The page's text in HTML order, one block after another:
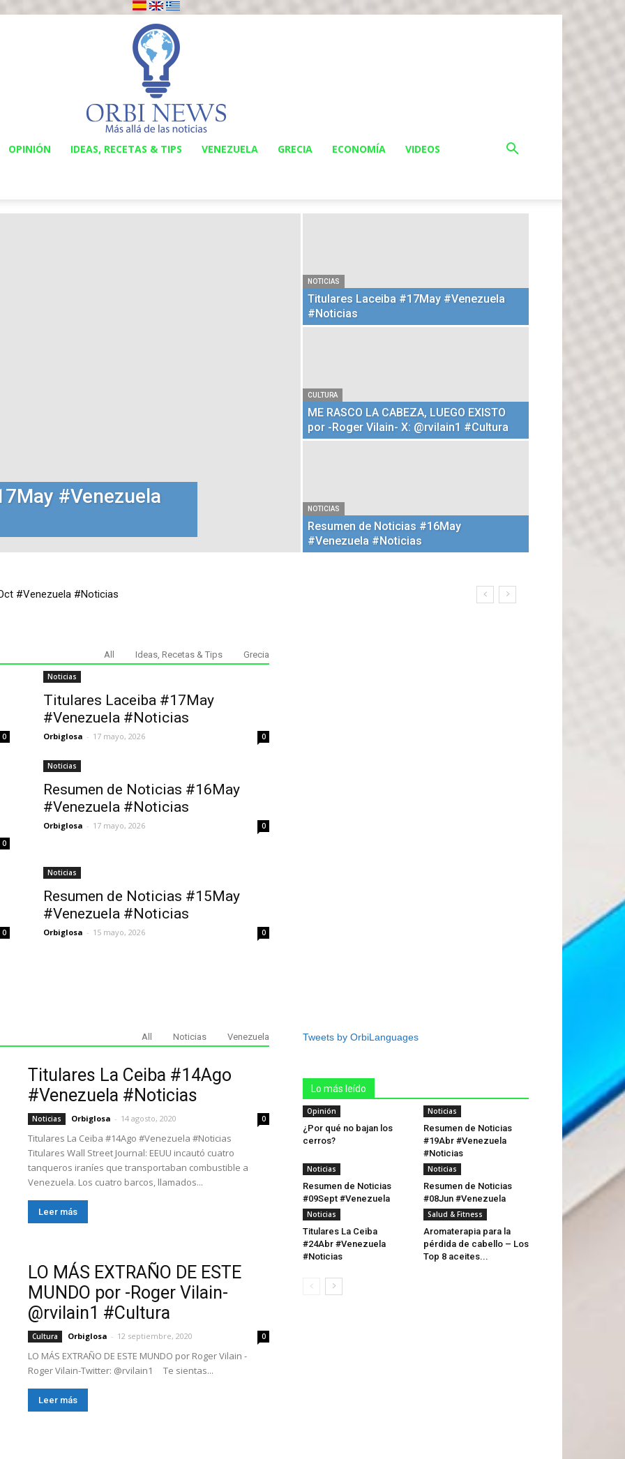
OPINIÓN IDEAS, RECETAS & TIPS VENEZUELA GRECIA ECONOMÍA VIDEOS
#Venezuela
NOTICIAS
Titulares Laceiba #17May #Venezuela
#Noticias
CULTURA
ME RASCO LA CABEZA, LUEGO EXISTO
por -Roger Vilain- X: @rvilain1 #Cultura
NOTICIAS
Resumen de Noticias #16May
#Venezuela #Noticias
#Venezuela #Noticias
#Venezuela #Noticias
All Ideas, Recetas & Tips Grecia
0
Noticias
Titulares Laceiba #17May
#Venezuela #Noticias
Orbiglosa - 17 mayo, 2026 0
0
Noticias
Resumen de Noticias #16May
#Venezuela #Noticias
Orbiglosa - 17 mayo, 2026 0
0
Noticias
Resumen de Noticias #15May
#Venezuela #Noticias
Orbiglosa - 15 mayo, 2026 0
All Noticias Venezuela
Titulares La Ceiba #14Ago
#Venezuela #Noticias
Noticias Orbiglosa - 14 agosto, 2020 0
Titulares La Ceiba #14Ago #Venezuela #Noticias
Titulares Wall Street Journal: EEUU incautó cuatro
tanqueros iraníes que transportaban combustible a
Venezuela. Los cuatro barcos, llamados...
Leer más
LO MÁS EXTRAÑO DE ESTE
MUNDO por -Roger Vilain-
@rvilain1 #Cultura
Cultura Orbiglosa - 12 septiembre, 2020 0
LO MÁS EXTRAÑO DE ESTE MUNDO por Roger Vilain -
Roger Vilain-Twitter: @rvilain1 Te sientas...
Leer más
Tweets by OrbiLanguages
Lo más leído
Opinión
¿Por qué no bajan los
cerros?
Noticias
Resumen de Noticias
#19Abr #Venezuela
#Noticias
Noticias
Resumen de Noticias
#09Sept #Venezuela
Noticias
Resumen de Noticias
#08Jun #Venezuela
Noticias
Titulares La Ceiba
#24Abr #Venezuela
#Noticias
Salud & Fitness
Aromaterapia para la
pérdida de cabello – Los
Top 8 aceites...